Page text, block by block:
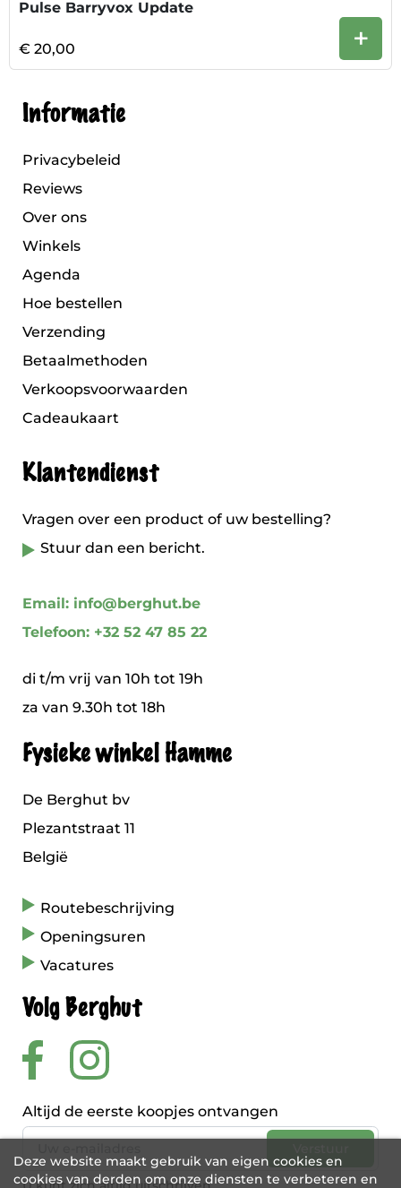
Pulse Barryvox Update
€ 20,00 +
Informatie
Privacybeleid
Reviews
Over ons
Winkels
Agenda
Hoe bestellen
Verzending
Betaalmethoden
Verkoopsvoorwaarden
Cadeaukaart
Klantendienst
Vragen over een product of uw bestelling?
Stuur dan een bericht.
Email: info@berghut.be
Telefoon: +32 52 47 85 22
di t/m vrij van 10h tot 19h
za van 9.30h tot 18h
Fysieke winkel Hamme
De Berghut bv
Plezantstraat 11
België
Routebeschrijving
Openingsuren
Vacatures
Volg Berghut
Altijd de eerste koopjes ontvangen
Deze website maakt gebruik van eigen cookies en
cookies van derden om onze diensten te verbeteren en